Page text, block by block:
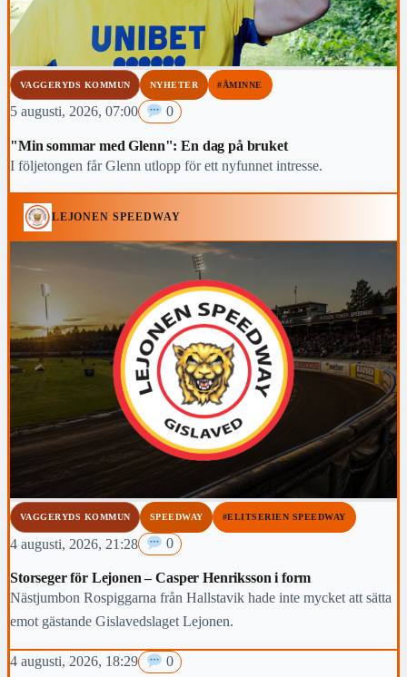
VAGGERYDS KOMMUN NYHETER #ÅMINNE
5 augusti, 2026, 07:00 0
"Min sommar med Glenn": En dag på bruket
I följetongen får Glenn utlopp för ett nyfunnet intresse.
LEJONEN SPEEDWAY
VAGGERYDS KOMMUN SPEEDWAY #ELITSERIEN SPEEDWAY
4 augusti, 2026, 21:28 0
Storseger för Lejonen – Casper Henriksson i form
Nästjumbon Rospiggarna från Hallstavik hade inte mycket att sätta
emot gästande Gislavedslaget Lejonen.
4 augusti, 2026, 18:29 0